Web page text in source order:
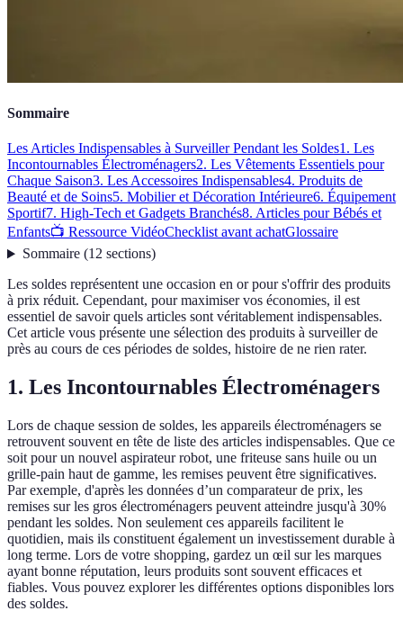
Sommaire
Les Articles Indispensables à Surveiller Pendant les Soldes1. Les
Incontournables Électroménagers2. Les Vêtements Essentiels pour
Chaque Saison3. Les Accessoires Indispensables4. Produits de
Beauté et de Soins5. Mobilier et Décoration Intérieure6. Équipement
Sportif7. High-Tech et Gadgets Branchés8. Articles pour Bébés et
Enfants📺 Ressource VidéoChecklist avant achatGlossaire
Sommaire(12 sections)
Les soldes représentent une occasion en or pour s'offrir des produits
à prix réduit. Cependant, pour maximiser vos économies, il est
essentiel de savoir quels articles sont véritablement indispensables.
Cet article vous présente une sélection des produits à surveiller de
près au cours de ces périodes de soldes, histoire de ne rien rater.
1. Les Incontournables Électroménagers
Lors de chaque session de soldes, les appareils électroménagers se
retrouvent souvent en tête de liste des articles indispensables. Que ce
soit pour un nouvel aspirateur robot, une friteuse sans huile ou un
grille-pain haut de gamme, les remises peuvent être significatives.
Par exemple, d'après les données d’un comparateur de prix, les
remises sur les gros électroménagers peuvent atteindre jusqu'à 30%
pendant les soldes. Non seulement ces appareils facilitent le
quotidien, mais ils constituent également un investissement durable à
long terme. Lors de votre shopping, gardez un œil sur les marques
ayant bonne réputation, leurs produits sont souvent efficaces et
fiables. Vous pouvez explorer les différentes options disponibles lors
des soldes.